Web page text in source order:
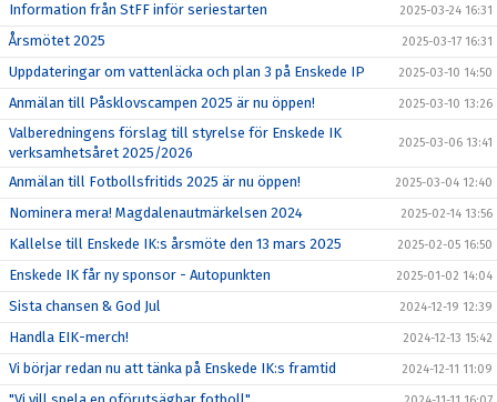
Information från StFF inför seriestarten 2025-03-24 16:31
Årsmötet 2025 2025-03-17 16:31
Uppdateringar om vattenläcka och plan 3 på Enskede IP 2025-03-10 14:50
Anmälan till Påsklovscampen 2025 är nu öppen! 2025-03-10 13:26
Valberedningens förslag till styrelse för Enskede IK
verksamhetsåret 2025/2026
2025-03-06 13:41
Anmälan till Fotbollsfritids 2025 är nu öppen! 2025-03-04 12:40
Nominera mera! Magdalenautmärkelsen 2024 2025-02-14 13:56
Kallelse till Enskede IK:s årsmöte den 13 mars 2025 2025-02-05 16:50
Enskede IK får ny sponsor - Autopunkten 2025-01-02 14:04
Sista chansen & God Jul 2024-12-19 12:39
Handla EIK-merch! 2024-12-13 15:42
Vi börjar redan nu att tänka på Enskede IK:s framtid 2024-12-11 11:09